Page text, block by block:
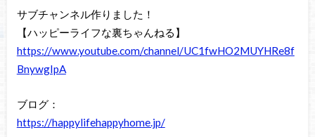
サブチャンネル作りました！
【ハッピーライフな裏ちゃんねる】
https://www.youtube.com/channel/UC1fwHO2MUYHRe8f
BnywgIpA
ブログ：
https://happylifehappyhome.jp/